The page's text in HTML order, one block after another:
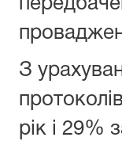
З
рік і 29%